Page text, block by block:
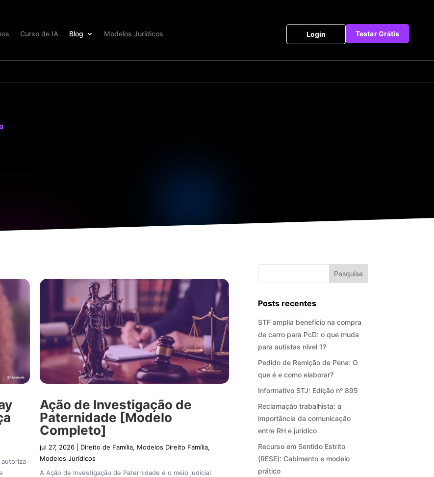
Curso de IA Blog Modelos Jurídicos Login Testar Grátis
autoriza
Ação de Investigação de
Paternidade [Modelo
Completo]
jul 27, 2026 Direito de Família, Modelos Direito Família,
Modelos Jurídicos
A Ação de Investigação de Paternidade é o meio judicial
Posts recentes
STF amplia benefício na compra
de carro para PcD: o que muda
para autistas nível 1?
Pedido de Remição de Pena: O
que é e como elaborar?
Informativo STJ: Edição nº 895
Reclamação trabalhista: a
importância da comunicação
entre RH e jurídico
Recurso em Sentido Estrito
(RESE): Cabimento e modelo
prático